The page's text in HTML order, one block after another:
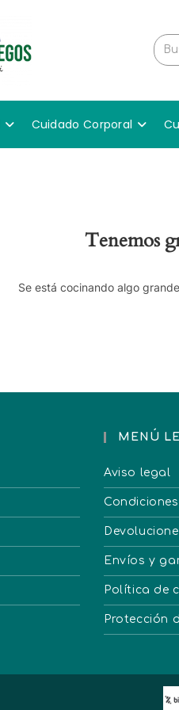
Cuidado Corporal
Tenemos
Se está cocinando algo
MENÚ
Aviso legal
Envíos y
Política de
Protección